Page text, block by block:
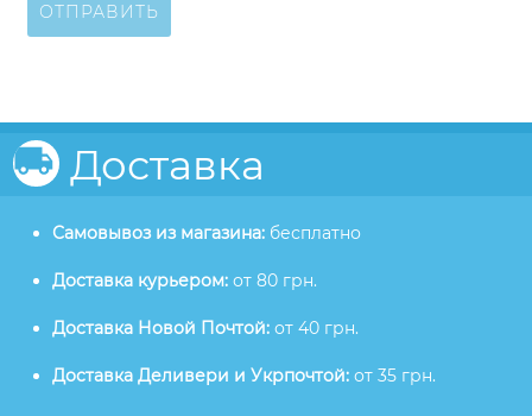
ОТПРАВИТЬ
Доставка
Самовывоз из магазина: бесплатно
Доставка курьером: от 80 грн.
Доставка Новой Почтой: от 40 грн.
Доставка Деливери и Укрпочтой: от 35 грн.